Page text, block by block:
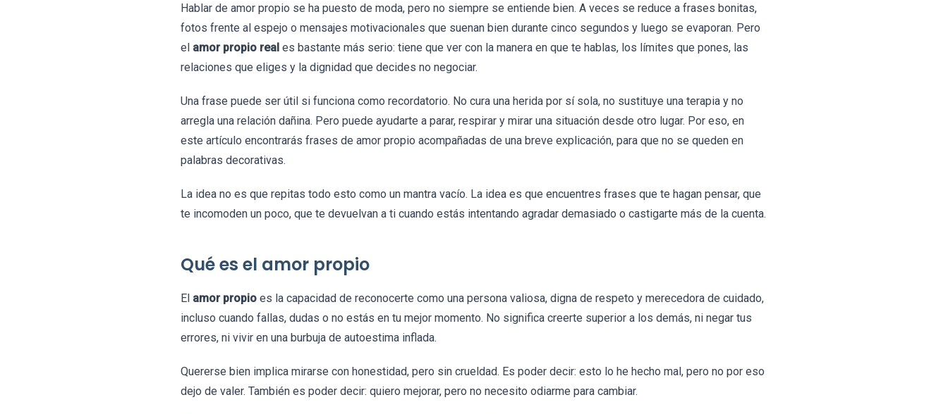
Hablar de amor propio se ha puesto de moda, pero no siempre se entiende bien. A veces se reduce a frases bonitas,
fotos frente al espejo o mensajes motivacionales que suenan bien durante cinco segundos y luego se evaporan. Pero
el amor propio real es bastante más serio: tiene que ver con la manera en que te hablas, los límites que pones, las
relaciones que eliges y la dignidad que decides no negociar.
Una frase puede ser útil si funciona como recordatorio. No cura una herida por sí sola, no sustituye una terapia y no
arregla una relación dañina. Pero puede ayudarte a parar, respirar y mirar una situación desde otro lugar. Por eso, en
este artículo encontrarás frases de amor propio acompañadas de una breve explicación, para que no se queden en
palabras decorativas.
La idea no es que repitas todo esto como un mantra vacío. La idea es que encuentres frases que te hagan pensar, que
te incomoden un poco, que te devuelvan a ti cuando estás intentando agradar demasiado o castigarte más de la cuenta.
Qué es el amor propio
El amor propio es la capacidad de reconocerte como una persona valiosa, digna de respeto y merecedora de cuidado,
incluso cuando fallas, dudas o no estás en tu mejor momento. No significa creerte superior a los demás, ni negar tus
errores, ni vivir en una burbuja de autoestima inflada.
Quererse bien implica mirarse con honestidad, pero sin crueldad. Es poder decir: esto lo he hecho mal, pero no por eso
dejo de valer. También es poder decir: quiero mejorar, pero no necesito odiarme para cambiar.